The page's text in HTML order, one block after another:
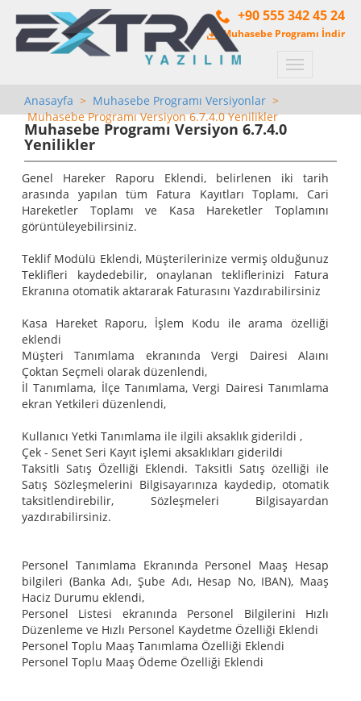
+90 555 342 45 24
Muhasebe Programı İndir
Menü
Anasayfa > Muhasebe Programı Versiyonlar >
Muhasebe Programı Versiyon 6.7.4.0 Yenilikler
Muhasebe Programı Versiyon 6.7.4.0
Yenilikler
Genel Hareker Raporu Eklendi, belirlenen iki tarih
arasında yapılan tüm Fatura Kayıtları Toplamı, Cari
Hareketler Toplamı ve Kasa Hareketler Toplamını
görüntüleyebilirsiniz.
Teklif Modülü Eklendi, Müşterilerinize vermiş olduğunuz
Teklifleri kaydedebilir, onaylanan tekliflerinizi Fatura
Ekranına otomatik aktararak Faturasını Yazdırabilirsiniz
Kasa Hareket Raporu, İşlem Kodu ile arama özelliği
eklendi
Müşteri Tanımlama ekranında Vergi Dairesi Alaını
Çoktan Seçmeli olarak düzenlendi,
İl Tanımlama, İlçe Tanımlama, Vergi Dairesi Tanımlama
ekran Yetkileri düzenlendi,
Kullanıcı Yetki Tanımlama ile ilgili aksaklık giderildi ,
Çek - Senet Seri Kayıt işlemi aksaklıkları giderildi
Taksitli Satış Özelliği Eklendi. Taksitli Satış özelliği ile
Satış Sözleşmelerini Bilgisayarınıza kaydedip, otomatik
taksitlendirebilir, Sözleşmeleri Bilgisayardan
yazdırabilirsiniz.
Personel Tanımlama Ekranında Personel Maaş Hesap
bilgileri (Banka Adı, Şube Adı, Hesap No, IBAN), Maaş
Haciz Durumu eklendi,
Personel Listesi ekranında Personel Bilgilerini Hızlı
Düzenleme ve Hızlı Personel Kaydetme Özelliği Eklendi
Personel Toplu Maaş Tanımlama Özelliği Eklendi
Personel Toplu Maaş Ödeme Özelliği Eklendi